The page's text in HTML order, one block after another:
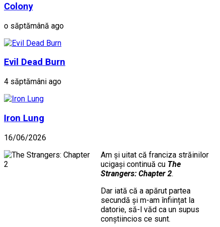
Colony
o săptămână ago
Evil Dead Burn
4 săptămâni ago
Iron Lung
16/06/2026
Am și uitat că franciza străinilor
ucigași continuă cu The
Strangers: Chapter 2.
Dar iată că a apărut partea
secundă și m-am înființat la
datorie, să-l văd ca un supus
conștiincios ce sunt.